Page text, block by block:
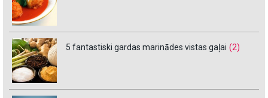
5 fantastiski gardas marinādes vistas gaļai (2)